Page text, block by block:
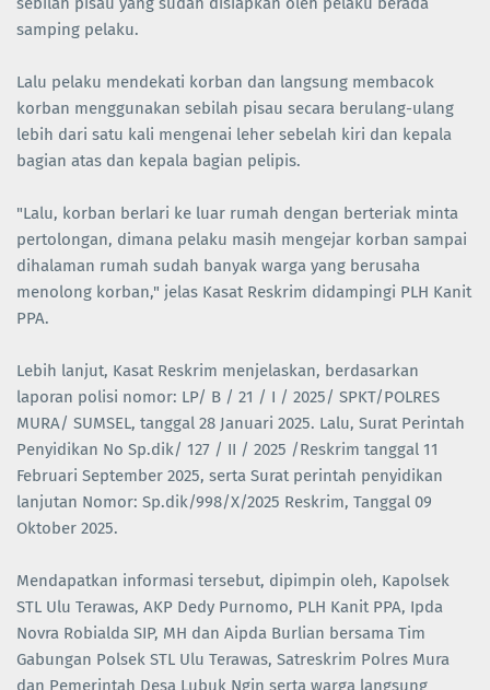
samping pelaku.
Lalu pelaku mendekati korban dan langsung membacok
korban menggunakan sebilah pisau secara berulang-ulang
lebih dari satu kali mengenai leher sebelah kiri dan kepala
bagian atas dan kepala bagian pelipis.
"Lalu, korban berlari ke luar rumah dengan berteriak minta
pertolongan, dimana pelaku masih mengejar korban sampai
dihalaman rumah sudah banyak warga yang berusaha
menolong korban," jelas Kasat Reskrim didampingi PLH Kanit
PPA.
Lebih lanjut, Kasat Reskrim menjelaskan, berdasarkan
laporan polisi nomor: LP/ B / 21 / I / 2025/ SPKT/POLRES
MURA/ SUMSEL, tanggal 28 Januari 2025. Lalu, Surat Perintah
Penyidikan No Sp.dik/ 127 / II / 2025 /Reskrim tanggal 11
Februari September 2025, serta Surat perintah penyidikan
lanjutan Nomor: Sp.dik/998/X/2025 Reskrim, Tanggal 09
Oktober 2025.
Mendapatkan informasi tersebut, dipimpin oleh, Kapolsek
STL Ulu Terawas, AKP Dedy Purnomo, PLH Kanit PPA, Ipda
Novra Robialda SIP, MH dan Aipda Burlian bersama Tim
Gabungan Polsek STL Ulu Terawas, Satreskrim Polres Mura
dan Pemerintah Desa Lubuk Ngin serta warga langsung